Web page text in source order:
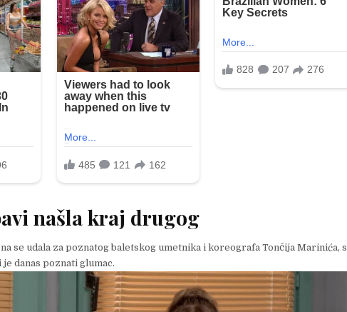
našla kraj drugog
se udala za poznatog baletskog umetnika i koreografa Tončija Marinića, s
danas poznati glumac.